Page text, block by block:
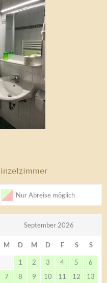
Nur Abreise möglich
September 2026
M D M D F S S
1 2 3 4 5
6
7
8 9 10 11 12
13